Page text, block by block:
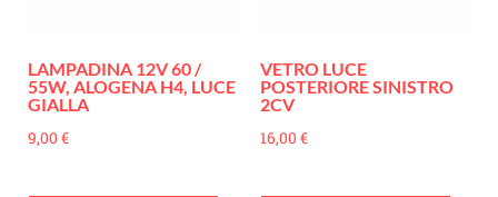
LAMPADINA 12V 60 /
55W, ALOGENA H4, LUCE
GIALLA
9,00 €
VETRO LUCE
POSTERIORE SINISTRO
2CV
16,00 €